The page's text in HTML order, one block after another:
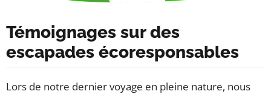
Témoignages sur des
escapades écoresponsables
Lors de notre dernier voyage en pleine nature, nous